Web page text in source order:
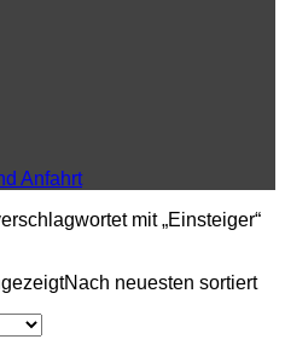
Anfahrt
mit „Einsteiger“
Nach neuesten sortiert